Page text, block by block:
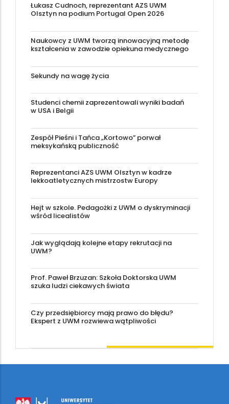
Łukasz Cudnoch, reprezentant AZS UWM
Olsztyn na podium Portugal Open 2026
Naukowcy z UWM tworzą innowacyjną metodę
kształcenia w zawodzie opiekuna medycznego
Sekundy na wagę życia
Studenci chemii zaprezentowali wyniki badań
w USA i Belgii
Zespół Pieśni i Tańca „Kortowo” porwał
meksykańską publiczność
Reprezentanci AZS UWM Olsztyn w kadrze
lekkoatletycznych mistrzostw Europy
Hejt w szkole. Pedagożki z UWM o dyskryminacji
wśród licealistów
Jak wyglądają kolejne etapy rekrutacji na
UWM?
Prof. Paweł Brzuzan: Szkoła Doktorska UWM
szuka ludzi ciekawych świata
Czy przedsiębiorcy mają prawo do błędu?
Ekspert z UWM rozwiewa wątpliwości